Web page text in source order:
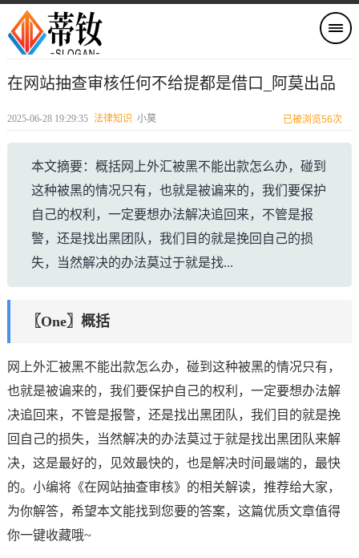
在网站抽查审核任何不给提都是借口_阿莫出品
2025-06-28 19:29:35 法律知识 小莫 已被浏览56次
本文摘要：概括网上外汇被黑不能出款怎么办，碰到
这种被黑的情况只有，也就是被谝来的，我们要保护
自己的权利，一定要想办法解决追回来，不管是报
警，还是找出黑团队，我们目的就是挽回自己的损
失，当然解决的办法莫过于就是找...
〖One〗概括
网上外汇被黑不能出款怎么办，碰到这种被黑的情况只有，
也就是被谝来的，我们要保护自己的权利，一定要想办法解
决追回来，不管是报警，还是找出黑团队，我们目的就是挽
回自己的损失，当然解决的办法莫过于就是找出黑团队来解
决，这是最好的，见效最快的，也是解决时间最端的，最快
的。小编将《在网站抽查审核》的相关解读，推荐给大家，
为你解答，希望本文能找到您要的答案，这篇优质文章值得
你一键收藏哦~